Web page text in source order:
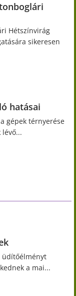
Hétszínvirág
sikeresen
hatásai
gépek térnyerése
üdítőélményt
a mai...